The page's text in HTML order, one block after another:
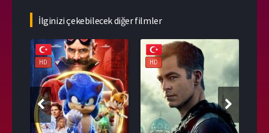
İlginizi çekebilecek diğer filmler
HD HD